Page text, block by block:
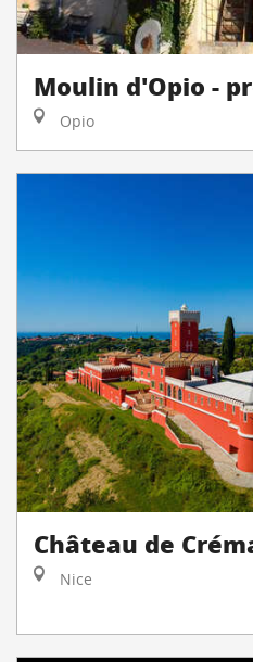
Moulin d'Opio -
Opio
Château de
Nice